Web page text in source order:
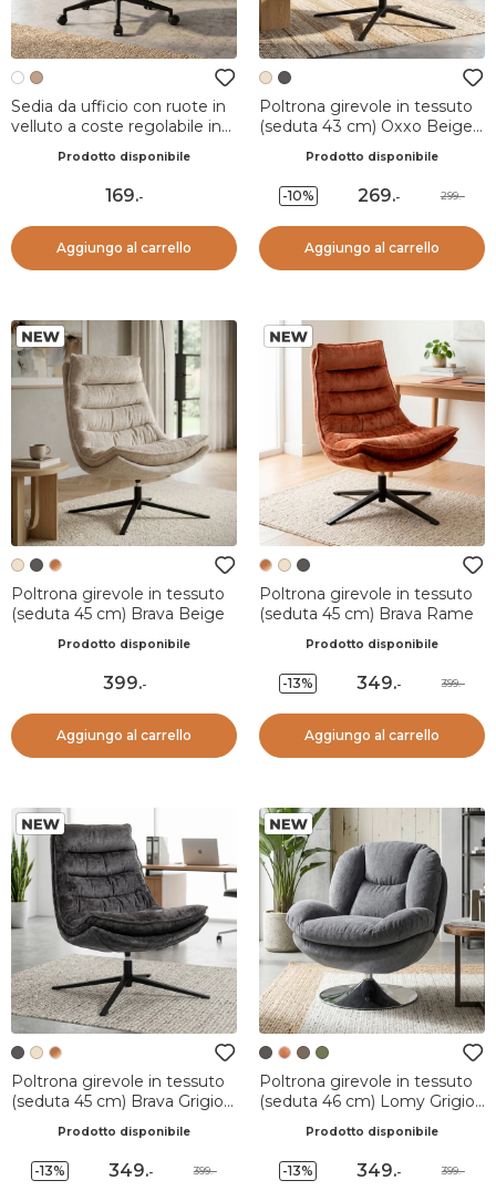
Sedia da ufficio con ruote in
velluto a coste regolabile in
cm) Nuva Bianco
Prodotto disponibile
169.-
Aggiungo al carrello
Poltrona girevole in tessuto
(seduta 43 cm) Oxxo Beige
Prodotto disponibile
-10% 269.- 299.-
Aggiungo al carrello
Poltrona girevole in tessuto
(seduta 45 cm) Brava Beige
Prodotto disponibile
399.-
Aggiungo al carrello
Poltrona girevole in tessuto
(seduta 45 cm) Brava Rame
Prodotto disponibile
-13% 349.- 399.-
Aggiungo al carrello
Poltrona girevole in tessuto
(seduta 45 cm) Brava Grigio
Prodotto disponibile
-13% 349.- 399.-
Poltrona girevole in tessuto
(seduta 46 cm) Lomy Grigio
Prodotto disponibile
-13% 349.- 399.-